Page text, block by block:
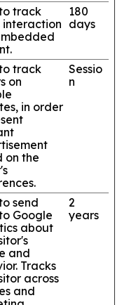
track
interaction
180
days
track
on
in order
on the
Sessio
n
send
Google
about
and
Tracks
across
and
2
years